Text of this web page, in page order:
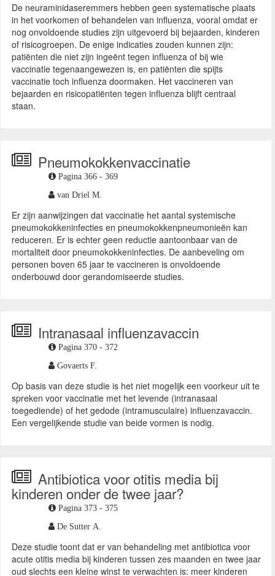
De neuraminidaseremmers hebben geen systematische plaats
in het voorkomen of behandelen van influenza, vooral omdat er
nog onvoldoende studies zijn uitgevoerd bij bejaarden, kinderen
of risicogroepen. De enige indicaties zouden kunnen zijn:
patiënten die niet zijn ingeënt tegen influenza of bij wie
vaccinatie tegenaangewezen is, en patiënten die spijts
vaccinatie toch influenza doormaken. Het vaccineren van
bejaarden en risicopatiënten tegen influenza blijft centraal
staan.
Pneumokokkenvaccinatie
Pagina 366 - 369
van Driel M.
Er zijn aanwijzingen dat vaccinatie het aantal systemische
pneumokokkeninfecties en pneumokokkenpneumonieën kan
reduceren. Er is echter geen reductie aantoonbaar van de
mortaliteit door pneumokokkeninfecties. De aanbeveling om
personen boven 65 jaar te vaccineren is onvoldoende
onderbouwd door gerandomiseerde studies.
Intranasaal influenzavaccin
Pagina 370 - 372
Govaerts F.
Op basis van deze studie is het niet mogelijk een voorkeur uit te
spreken voor vaccinatie met het levende (intranasaal
toegediende) of het gedode (intramusculaire) influenzavaccin.
Een vergelijkende studie van beide vormen is nodig.
Antibiotica voor otitis media bij
kinderen onder de twee jaar?
Pagina 373 - 375
De Sutter A.
Deze studie toont dat er van behandeling met antibiotica voor
acute otitis media bij kinderen tussen zes maanden en twee jaar
oud slechts een kleine winst te verwachten is: meer kinderen